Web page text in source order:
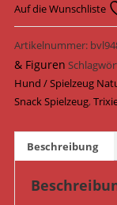
Snackball
Naturgummi
ø
9
cm
34812
Petrol
Menge
Auf die Wunschliste
Artikelnummer:
& Figuren
Hund / Spielzeug
Snack Spielzeug,
Beschreibung